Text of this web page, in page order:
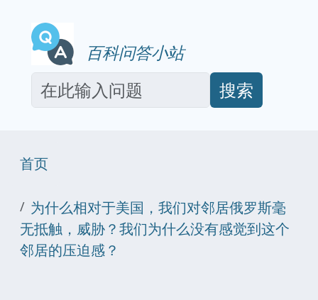
百科问答小站
搜索
首页
为什么相对于美国，我们对邻居俄罗斯毫
无抵触，威胁？我们为什么没有感觉到这个
邻居的压迫感？